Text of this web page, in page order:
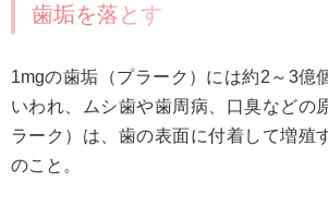
歯垢を落とす
1mgの歯垢（プラーク）には約2～3億
いわれ、ムシ歯や歯周病、口臭など
ラーク）は、歯の表面に付着して増殖
のこと。